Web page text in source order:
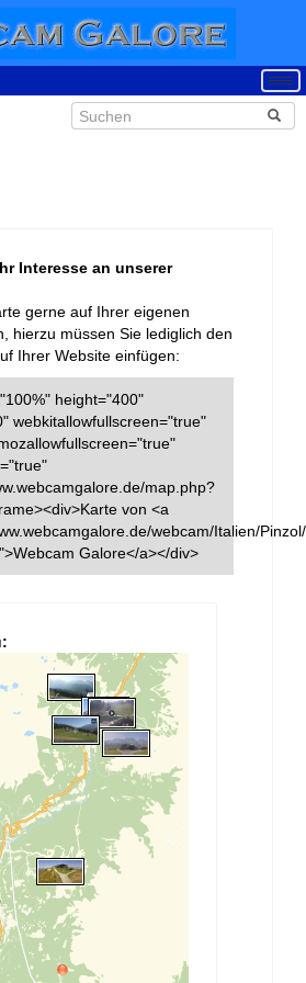
Interesse an unserer
gerne auf Ihrer eigenen
hierzu müssen Sie lediglich den
Ihrer Website einfügen:
height="400"
webkitallowfullscreen="true"
map.php?
von <a
webcam/Italien/
Galore</a></div>